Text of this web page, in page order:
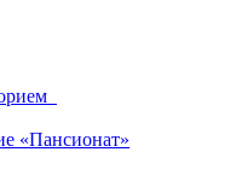
«Пансионат»